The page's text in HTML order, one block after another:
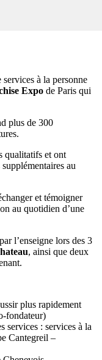
services à la personne
Expo de Paris qui
plus de 300
qualitatifs et ont
au
et témoigner
au quotidien d’une
l’enseigne lors des 3
, ainsi que deux
plus rapidement
fondateur)
services : services à la
Cantegreil –